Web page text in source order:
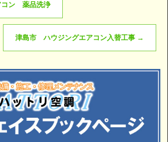
ン 薬品洗浄
津島市 ハウジングエアコン入替工事 →